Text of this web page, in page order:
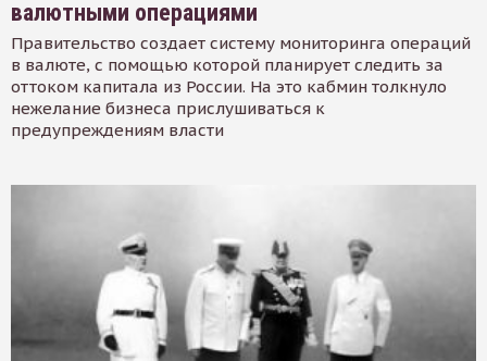
валютными операциями
Правительство создает систему мониторинга операций
в валюте, с помощью которой планирует следить за
оттоком капитала из России. На это кабмин толкнуло
нежелание бизнеса прислушиваться к
предупреждениям власти